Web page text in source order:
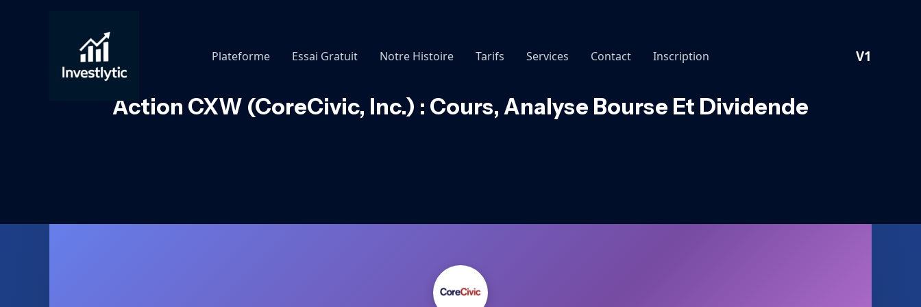
Plateforme
Essai Gratuit Notre Histoire Tarifs Services Contact Inscription V1
Action CXW (CoreCivic, Inc.) : Cours, Analyse Bourse Et Dividende